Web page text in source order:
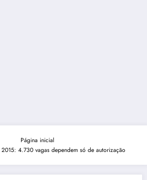
Página inicial
4.730 vagas dependem só de autorização